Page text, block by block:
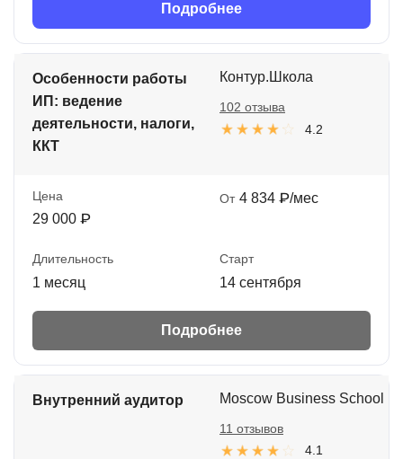
Подробнее
Особенности работы
ИП: ведение
деятельности, налоги,
ККТ
Контур.Школа
4.2
102 отзыва
Цена
29 000 ₽
От 4 834 ₽/мес
Длительность
1 месяц
Старт
14 сентября
Подробнее
Внутренний аудитор Moscow Business School
4.1
11 отзывов